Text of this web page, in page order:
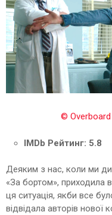
©
IMDb Рейтинг: 5.8
Деяким з нас, коли ми
«За бортом», приходила
ця ситуація, якби все
відвідала авторів нової